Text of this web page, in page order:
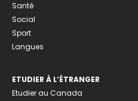
Santé
Social
Sport
Langues
ETUDIER À L’ÉTRANGER
Etudier au Canada